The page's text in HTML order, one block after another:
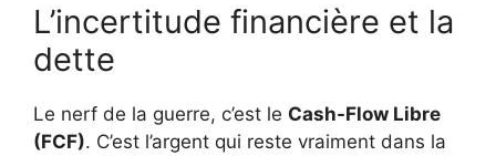
L’incertitude financière et la
dette
Le nerf de la guerre, c’est le Cash-Flow Libre
(FCF). C’est l’argent qui reste vraiment dans la